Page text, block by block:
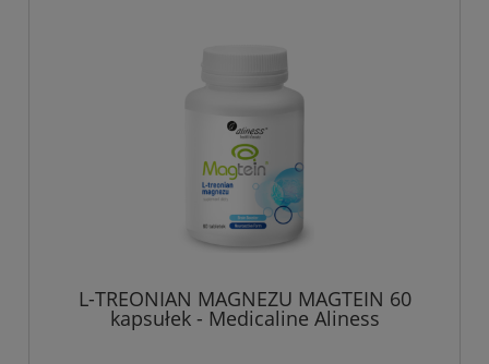
L-TREONIAN MAGNEZU MAGTEIN 60
kapsułek - Medicaline Aliness